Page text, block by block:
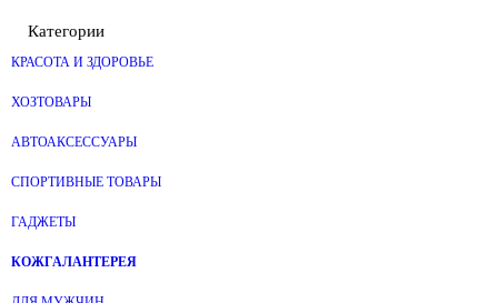
Категории
КРАСОТА И ЗДОРОВЬЕ
ХОЗТОВАРЫ
АВТОАКСЕССУАРЫ
СПОРТИВНЫЕ ТОВАРЫ
ГАДЖЕТЫ
КОЖГАЛАНТЕРЕЯ